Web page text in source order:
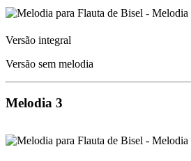
Versão integral
Versão sem melodia
Melodia 3